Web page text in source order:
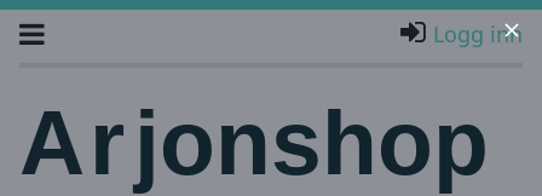
Logg inn
Arjonshop